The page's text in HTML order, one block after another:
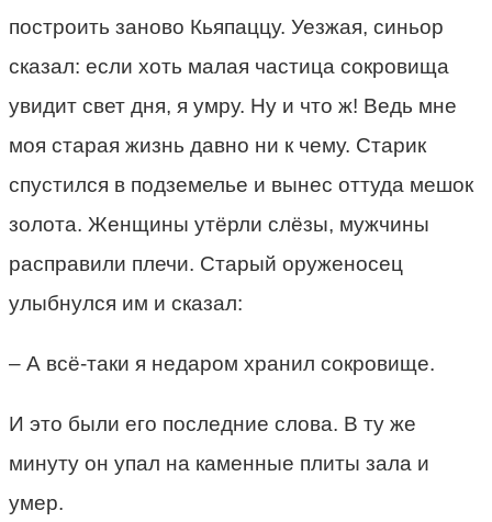
построить заново Кьяпаццу. Уезжая, синьор
сказал: если хоть малая частица сокровища
увидит свет дня, я умру. Ну и что ж! Ведь мне
моя старая жизнь давно ни к чему. Старик
спустился в подземелье и вынес оттуда мешок
золота. Женщины утёрли слёзы, мужчины
расправили плечи. Старый оруженосец
улыбнулся им и сказал:
– А всё-таки я недаром хранил сокровище.
И это были его последние слова. В ту же
минуту он упал на каменные плиты зала и
умер.